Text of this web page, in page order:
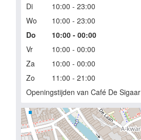
Di
10:00 - 23:00
Wo
10:00 - 23:00
Do
10:00 - 00:00
Vr
10:00 - 00:00
Za
10:00 - 00:00
Zo
11:00 - 21:00
Openingstijden van Café De Sigaar